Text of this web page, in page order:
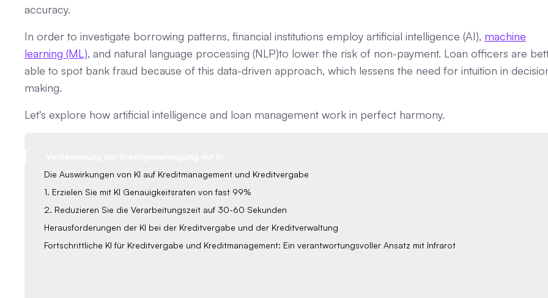
accuracy.
In order to investigate borrowing patterns, financial institutions employ artificial intelligence (AI), machine
learning (ML), and natural language processing (NLP)to lower the risk of non-payment. Loan officers are
able to spot bank fraud because of this data-driven approach, which lessens the need for intuition in
making.
Let's explore how artificial intelligence and loan management work in perfect harmony.
Die Auswirkungen von KI auf Kreditmanagement und Kreditvergabe
1. Erzielen Sie mit KI Genauigkeitsraten von fast 99%
2. Reduzieren Sie die Verarbeitungszeit auf 30-60 Sekunden
Herausforderungen der KI bei der Kreditvergabe und der Kreditverwaltung
Fortschrittliche KI für Kreditvergabe und Kreditmanagement: Ein verantwortungsvoller Ansatz mit Infrarot